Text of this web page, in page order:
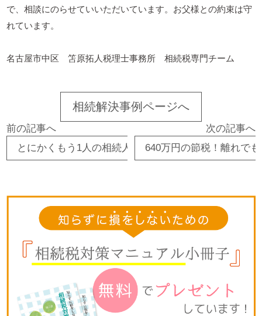
で、相談にのらせていいただいています。お父様との約束は守
れています。
名古屋市中区 笘原拓人税理士事務所 相続税専門チーム
相続解決事例ページへ
前の記事へ
とにかくもう1人の相続人には会いたくない。公正証
次の記事へ
640万円の節税！離れで